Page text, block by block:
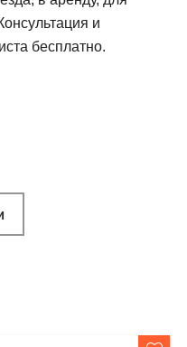
и
бесплатно.